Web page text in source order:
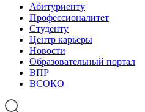
Абитуриенту
Профессионалитет
Студенту
Центр карьеры
Новости
Образовательный портал
ВПР
ВСОКО